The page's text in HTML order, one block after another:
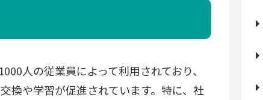
人の従業員によって利用されており、
換や学習が促進されています。特に、社